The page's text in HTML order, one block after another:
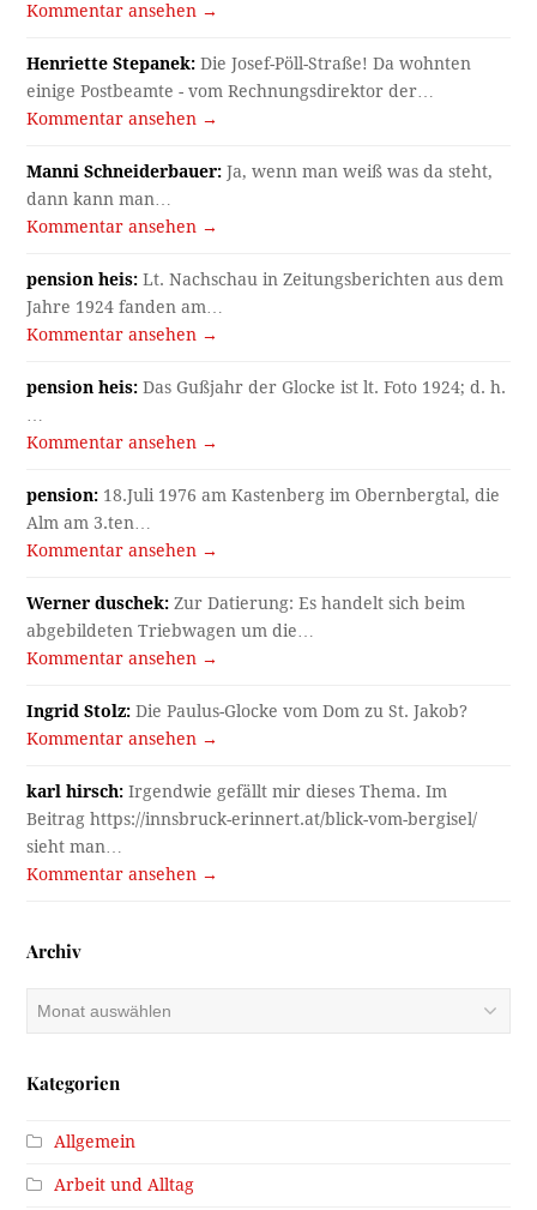
Kommentar ansehen →
Henriette Stepanek: Die Josef-Pöll-Straße! Da wohnten
einige Postbeamte - vom Rechnungsdirektor der…
Kommentar ansehen →
Manni Schneiderbauer: Ja, wenn man weiß was da steht,
dann kann man…
Kommentar ansehen →
pension heis: Lt. Nachschau in Zeitungsberichten aus dem
Jahre 1924 fanden am…
Kommentar ansehen →
pension heis: Das Gußjahr der Glocke ist lt. Foto 1924; d. h.
Kommentar ansehen →
pension: 18.Juli 1976 am Kastenberg im Obernbergtal, die
Alm am 3.ten…
Kommentar ansehen →
Werner duschek: Zur Datierung: Es handelt sich beim
abgebildeten Triebwagen um die…
Kommentar ansehen →
Ingrid Stolz: Die Paulus-Glocke vom Dom zu St. Jakob?
Kommentar ansehen →
karl hirsch: Irgendwie gefällt mir dieses Thema. Im
Beitrag https://innsbruck-erinnert.at/blick-vom-bergisel/
sieht man…
Kommentar ansehen →
Archiv
Kategorien
Allgemein
Arbeit und Alltag